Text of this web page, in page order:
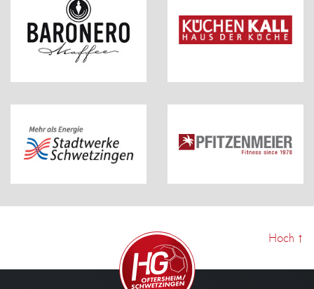
Hoch ↑